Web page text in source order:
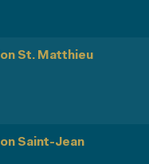
St. Matthieu
Saint-Jean